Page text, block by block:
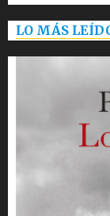
LO MÁS